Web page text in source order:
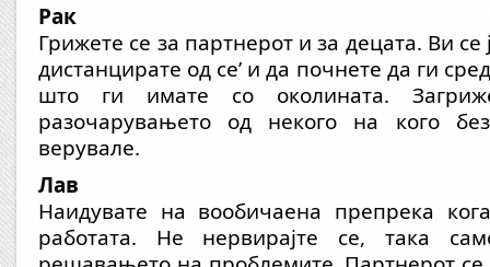
Рак
Грижете се за партнерот и за децата. Ви се
дистанцирате од се’ и да почнете да ги
што ги имате со околината.
разочарувањето од некого на кого
верувале.
Лав
Наидувате на вообичаена препрека
работата. Не нервирајте се, така